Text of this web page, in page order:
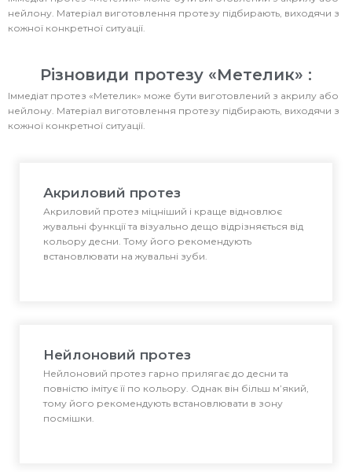
нейлону. Матеріал виготовлення протезу підбирають, виходячи з
кожної конкретної ситуації.
Різновиди протезу «Метелик» :
Іммедіат протез «Метелик» може бути виготовлений з акрилу або
нейлону. Матеріал виготовлення протезу підбирають, виходячи з
кожної конкретної ситуації.
Акриловий протез
Акриловий протез міцніший і краще відновлює
жувальні функції та візуально дещо відрізняється від
кольору десни. Тому його рекомендують
встановлювати на жувальні зуби.
Нейлоновий протез
Нейлоновий протез гарно прилягає до десни та
повністю імітує її по кольору. Однак він більш м’який,
тому його рекомендують встановлювати в зону
посмішки.